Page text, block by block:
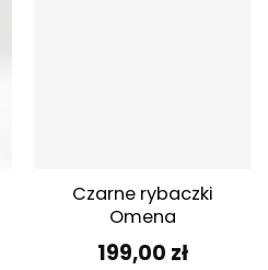
Czarne rybaczki
Omena
199,00 zł